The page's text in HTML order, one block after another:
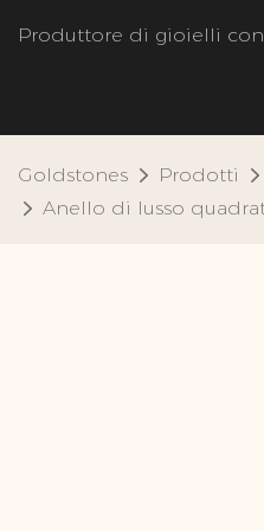
Produttore di gioielli con
Goldstones Prodotti
Anello di lusso